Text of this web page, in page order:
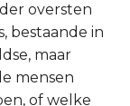
oversten
bestaande in
maar
mensen
of welke